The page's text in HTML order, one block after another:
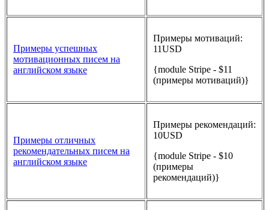
Примеры успешных
мотивационных писем на
английском языке
Примеры мотиваций:
11USD
{module Stripe - $11
(примеры мотиваций)}
Примеры отличных
рекомендательных писем на
английском языке
Примеры рекомендаций:
10USD
{module Stripe - $10
(примеры
рекомендаций)}